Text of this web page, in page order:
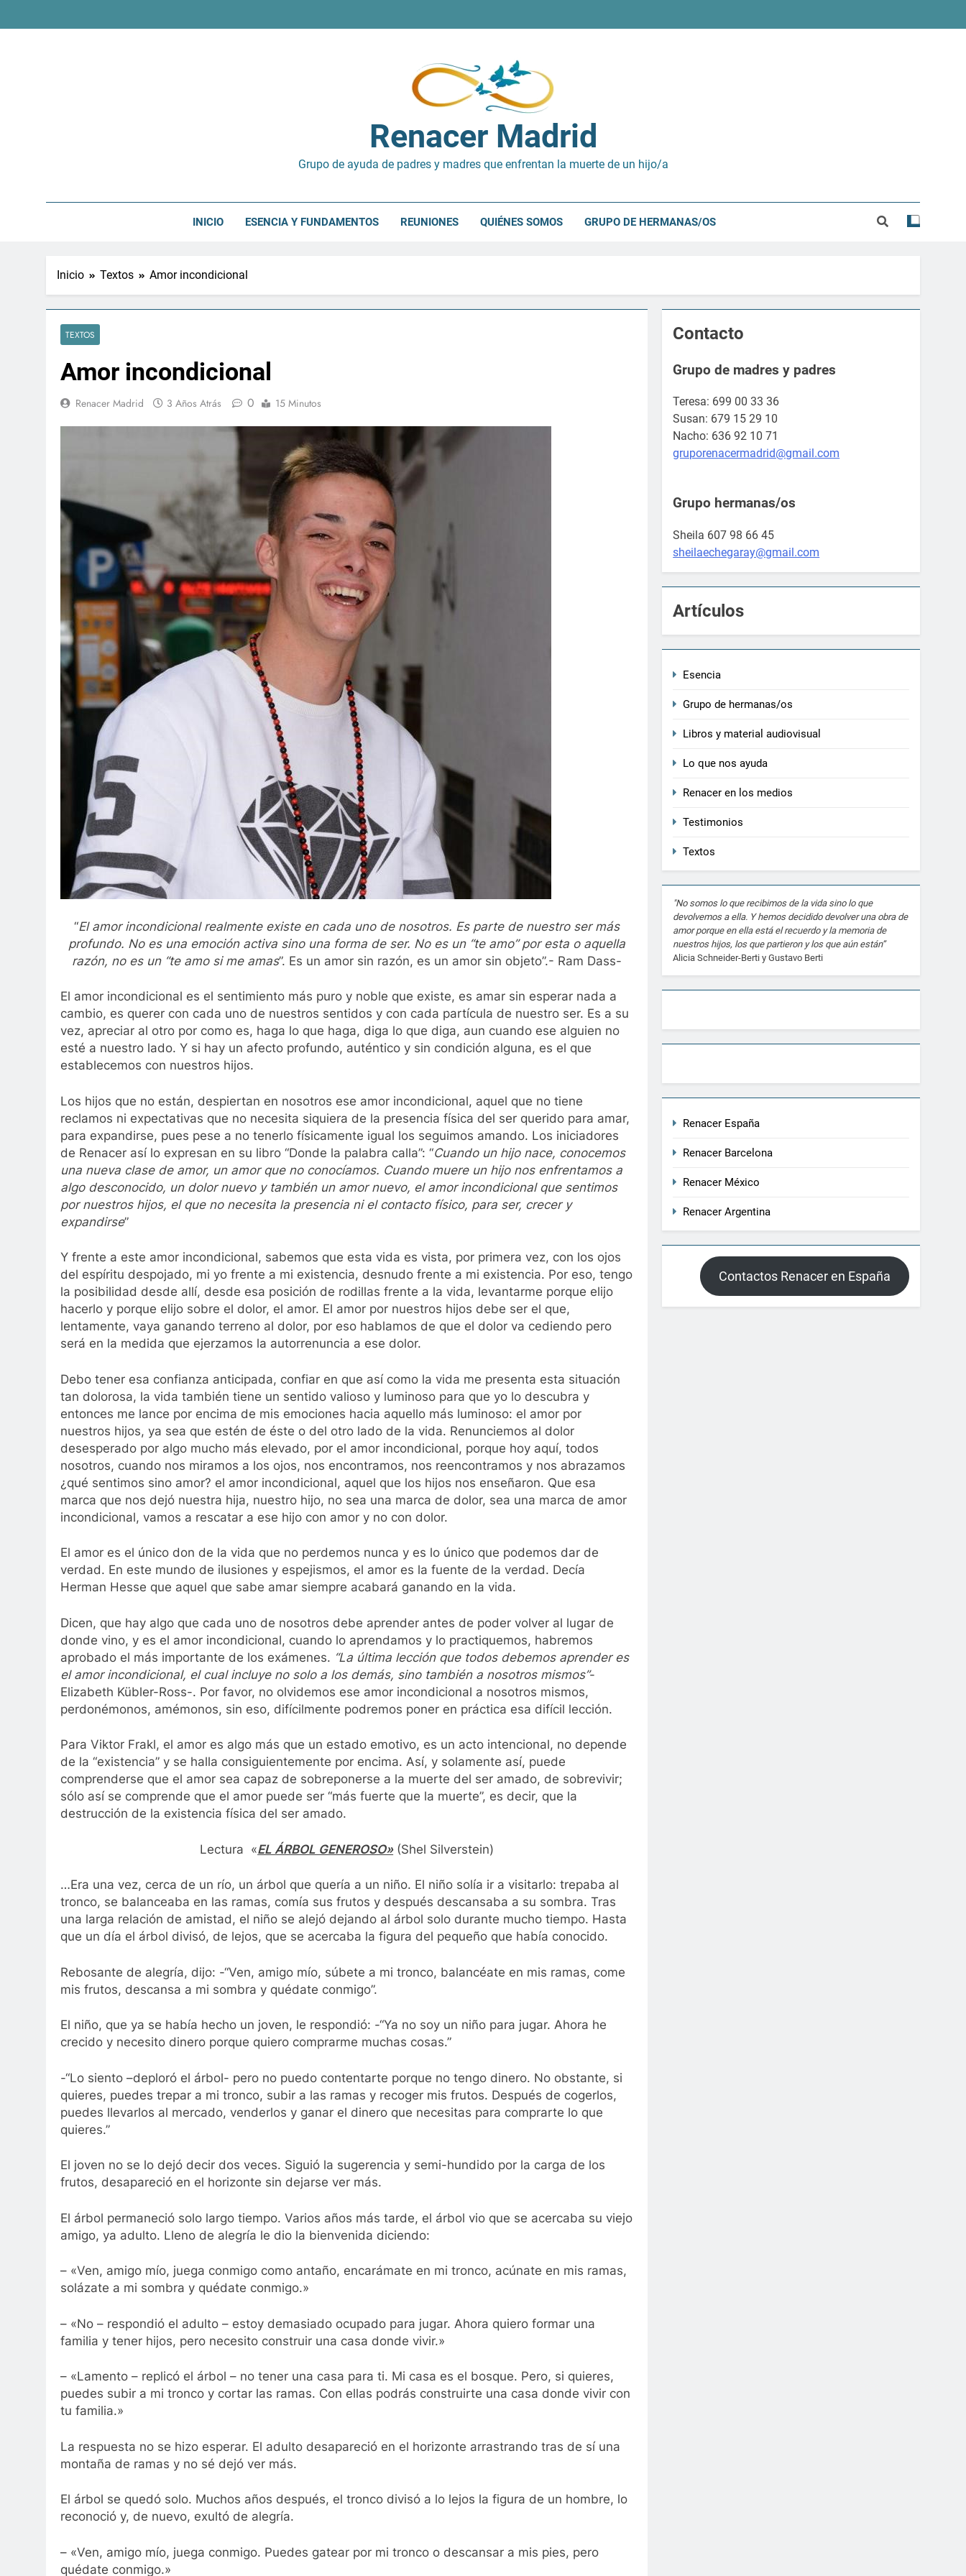
Renacer Madrid
Grupo de ayuda de padres y madres que enfrentan la muerte de un hijo/a
INICIO ESENCIA Y FUNDAMENTOS REUNIONES QUIÉNES SOMOS GRUPO DE HERMANAS/OS
Inicio Textos Amor incondicional
TEXTOS
Amor incondicional
Renacer Madrid 3 Años Atrás 0 15 Minutos
“El amor incondicional realmente existe en cada uno de nosotros. Es parte de nuestro ser más
profundo. No es una emoción activa sino una forma de ser. No es un “te amo” por esta o aquella
razón, no es un “te amo si me amas”. Es un amor sin razón, es un amor sin objeto”.- Ram Dass-
El amor incondicional es el sentimiento más puro y noble que existe, es amar sin esperar nada a
cambio, es querer con cada uno de nuestros sentidos y con cada partícula de nuestro ser. Es a su
vez, apreciar al otro por como es, haga lo que haga, diga lo que diga, aun cuando ese alguien no
esté a nuestro lado. Y si hay un afecto profundo, auténtico y sin condición alguna, es el que
establecemos con nuestros hijos.
Los hijos que no están, despiertan en nosotros ese amor incondicional, aquel que no tiene
reclamos ni expectativas que no necesita siquiera de la presencia física del ser querido para amar,
para expandirse, pues pese a no tenerlo físicamente igual los seguimos amando. Los iniciadores
de Renacer así lo expresan en su libro “Donde la palabra calla”: “Cuando un hijo nace, conocemos
una nueva clase de amor, un amor que no conocíamos. Cuando muere un hijo nos enfrentamos a
algo desconocido, un dolor nuevo y también un amor nuevo, el amor incondicional que sentimos
por nuestros hijos, el que no necesita la presencia ni el contacto físico, para ser, crecer y
expandirse”
Y frente a este amor incondicional, sabemos que esta vida es vista, por primera vez, con los ojos
del espíritu despojado, mi yo frente a mi existencia, desnudo frente a mi existencia. Por eso, tengo
la posibilidad desde allí, desde esa posición de rodillas frente a la vida, levantarme porque elijo
hacerlo y porque elijo sobre el dolor, el amor. El amor por nuestros hijos debe ser el que,
lentamente, vaya ganando terreno al dolor, por eso hablamos de que el dolor va cediendo pero
será en la medida que ejerzamos la autorrenuncia a ese dolor.
Debo tener esa confianza anticipada, confiar en que así como la vida me presenta esta situación
tan dolorosa, la vida también tiene un sentido valioso y luminoso para que yo lo descubra y
entonces me lance por encima de mis emociones hacia aquello más luminoso: el amor por
nuestros hijos, ya sea que estén de éste o del otro lado de la vida. Renunciemos al dolor
desesperado por algo mucho más elevado, por el amor incondicional, porque hoy aquí, todos
nosotros, cuando nos miramos a los ojos, nos encontramos, nos reencontramos y nos abrazamos
¿qué sentimos sino amor? el amor incondicional, aquel que los hijos nos enseñaron. Que esa
marca que nos dejó nuestra hija, nuestro hijo, no sea una marca de dolor, sea una marca de amor
incondicional, vamos a rescatar a ese hijo con amor y no con dolor.
El amor es el único don de la vida que no perdemos nunca y es lo único que podemos dar de
verdad. En este mundo de ilusiones y espejismos, el amor es la fuente de la verdad. Decía
Herman Hesse que aquel que sabe amar siempre acabará ganando en la vida.
Dicen, que hay algo que cada uno de nosotros debe aprender antes de poder volver al lugar de
donde vino, y es el amor incondicional, cuando lo aprendamos y lo practiquemos, habremos
aprobado el más importante de los exámenes. “La última lección que todos debemos aprender es
el amor incondicional, el cual incluye no solo a los demás, sino también a nosotros mismos”-
Elizabeth Kübler-Ross-. Por favor, no olvidemos ese amor incondicional a nosotros mismos,
perdonémonos, amémonos, sin eso, difícilmente podremos poner en práctica esa difícil lección.
Para Viktor Frakl, el amor es algo más que un estado emotivo, es un acto intencional, no depende
de la “existencia” y se halla consiguientemente por encima. Así, y solamente así, puede
comprenderse que el amor sea capaz de sobreponerse a la muerte del ser amado, de sobrevivir;
sólo así se comprende que el amor puede ser “más fuerte que la muerte”, es decir, que la
destrucción de la existencia física del ser amado.
Lectura «EL ÁRBOL GENEROSO»(Shel Silverstein)
…Era una vez, cerca de un río, un árbol que quería a un niño. El niño solía ir a visitarlo: trepaba al
tronco, se balanceaba en las ramas, comía sus frutos y después descansaba a su sombra. Tras
una larga relación de amistad, el niño se alejó dejando al árbol solo durante mucho tiempo. Hasta
que un día el árbol divisó, de lejos, que se acercaba la figura del pequeño que había conocido.
Rebosante de alegría, dijo: -“Ven, amigo mío, súbete a mi tronco, balancéate en mis ramas, come
mis frutos, descansa a mi sombra y quédate conmigo”.
El niño, que ya se había hecho un joven, le respondió: -“Ya no soy un niño para jugar. Ahora he
crecido y necesito dinero porque quiero comprarme muchas cosas.”
-“Lo siento –deploró el árbol- pero no puedo contentarte porque no tengo dinero. No obstante, si
quieres, puedes trepar a mi tronco, subir a las ramas y recoger mis frutos. Después de cogerlos,
puedes llevarlos al mercado, venderlos y ganar el dinero que necesitas para comprarte lo que
quieres.”
El joven no se lo dejó decir dos veces. Siguió la sugerencia y semi-hundido por la carga de los
frutos, desapareció en el horizonte sin dejarse ver más.
El árbol permaneció solo largo tiempo. Varios años más tarde, el árbol vio que se acercaba su viejo
amigo, ya adulto. Lleno de alegría le dio la bienvenida diciendo:
– «Ven, amigo mío, juega conmigo como antaño, encarámate en mi tronco, acúnate en mis ramas,
solázate a mi sombra y quédate conmigo.»
– «No – respondió el adulto – estoy demasiado ocupado para jugar. Ahora quiero formar una
familia y tener hijos, pero necesito construir una casa donde vivir.»
– «Lamento – replicó el árbol – no tener una casa para ti. Mi casa es el bosque. Pero, si quieres,
puedes subir a mi tronco y cortar las ramas. Con ellas podrás construirte una casa donde vivir con
tu familia.»
La respuesta no se hizo esperar. El adulto desapareció en el horizonte arrastrando tras de sí una
montaña de ramas y no sé dejó ver más.
El árbol se quedó solo. Muchos años después, el tronco divisó a lo lejos la figura de un hombre, lo
reconoció y, de nuevo, exultó de alegría.
– «Ven, amigo mío, juega conmigo. Puedes gatear por mi tronco o descansar a mis pies, pero
quédate conmigo.»
Contacto
Grupo de madres y padres
Teresa: 699 00 33 36
Susan: 679 15 29 10
Nacho: 636 92 10 71
gruporenacermadrid@gmail.com
Grupo hermanas/os
Sheila 607 98 66 45
sheilaechegaray@gmail.com
Artículos
Esencia
Grupo de hermanas/os
Libros y material audiovisual
Lo que nos ayuda
Renacer en los medios
Testimonios
Textos
"No somos lo que recibimos de la vida sino lo que
devolvemos a ella. Y hemos decidido devolver una obra de
amor porque en ella está el recuerdo y la memoria de
nuestros hijos, los que partieron y los que aún están”
Alicia Schneider-Berti y Gustavo Berti
Renacer España
Renacer Barcelona
Renacer México
Renacer Argentina
Contactos Renacer en España